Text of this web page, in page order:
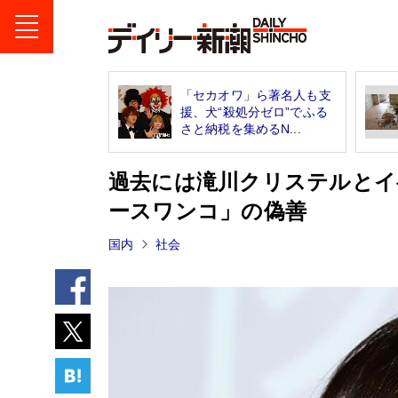
「セカオワ」ら著名人も支
援、犬“殺処分ゼロ”でふる
さと納税を集めるN...
過去には滝川クリステルと
ースワンコ」の偽善
国内 社会